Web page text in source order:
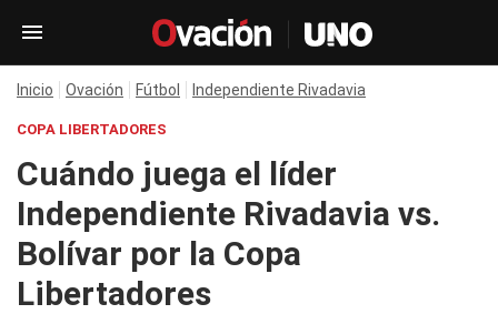
Inicio Ovación Fútbol Independiente Rivadavia
COPA LIBERTADORES
Cuándo juega el líder
Independiente Rivadavia vs.
Bolívar por la Copa
Libertadores